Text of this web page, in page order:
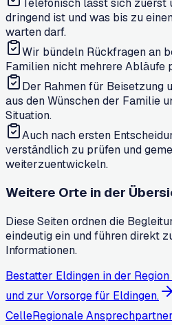
dringend ist und was bis zu
warten darf.
Wir bündeln Rückfragen an
Familien nicht mehrere Abläufe
Der Rahmen für Beisetzung
aus den Wünschen der Familie
Situation.
Auch nach ersten
verständlich zu prüfen und
weiterzuentwickeln.
Weitere Orte in der
Diese Seiten ordnen die
eindeutig ein und führen direkt
Informationen.
Bestatter Eldingen in der
und zur Vorsorge für Eldingen.
CelleRegionale